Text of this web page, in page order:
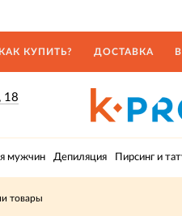
КАК КУПИТЬ? ДОСТАВКА
18
мужчин Депиляция Пирсинг и
товары